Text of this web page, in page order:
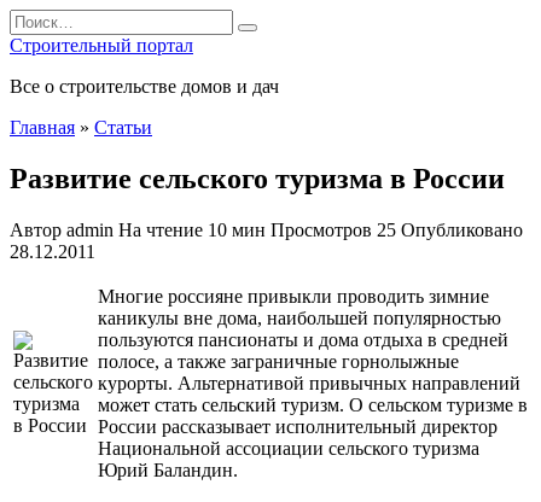
Перейти
к
содержанию
Search
for:
Строительный портал
Все о строительстве домов и дач
Главная » Статьи
Развитие сельского туризма в России
Автор admin На чтение 10 мин Просмотров 25 Опубликовано
28.12.2011
Многие россияне привыкли проводить зимние
каникулы вне дома, наибольшей популярностью
пользуются пансионаты и дома отдыха в средней
полосе, а также заграничные горнолыжные
курорты. Альтернативой привычных направлений
может стать сельский туризм. О сельском туризме в
России рассказывает исполнительный директор
Национальной ассоциации сельского туризма
Юрий Баландин.